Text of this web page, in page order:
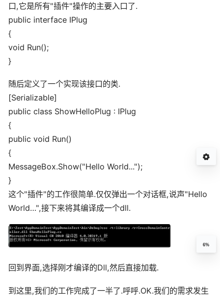
口,它是所有"插件"操作的主要入口了.
public interface IPlug
{
void Run();
}
随后定义了一个实现该接口的类.
[Serializable]
public class ShowHelloPlug : IPlug
{
public void Run()
{
MessageBox.Show("Hello World...");
}
这个"插件"的工作很简单.仅仅弹出一个对话框,说声"Hello
World…",接下来将其编译成一个dll.
回到界面,选择刚才编译的Dll,然后直接加载.
到这里,我们的工作完成了一半了.呼呼.OK.我们的需求发生
6%